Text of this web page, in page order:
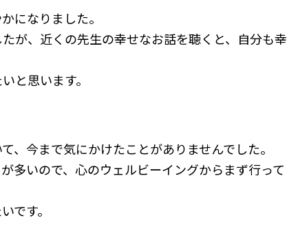
になりました。
が、近くの先生の幸せなお話を聴くと、自分も幸
と思います。
、今まで気にかけたことがありませんでした。
多いので、心のウェルビーイングからまず行って
です。